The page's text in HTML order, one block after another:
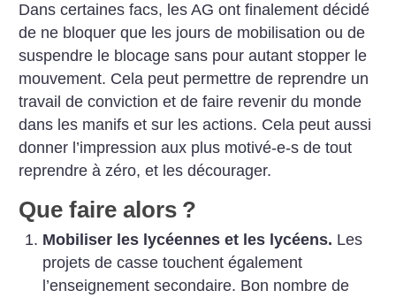
Dans certaines facs, les AG ont finalement décidé
de ne bloquer que les jours de mobilisation ou de
suspendre le blocage sans pour autant stopper le
mouvement. Cela peut permettre de reprendre un
travail de conviction et de faire revenir du monde
dans les manifs et sur les actions. Cela peut aussi
donner l’impression aux plus motivé-e-s de tout
reprendre à zéro, et les décourager.
Que faire alors ?
Mobiliser les lycéennes et les lycéens. Les
projets de casse touchent également
l’enseignement secondaire. Bon nombre de